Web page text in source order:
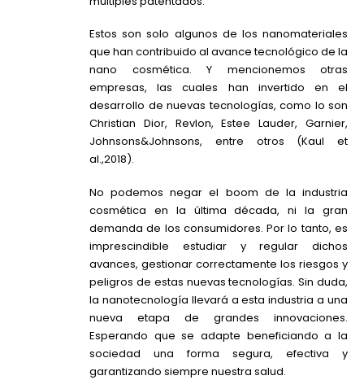
Estos son solo algunos de los nanomateriales
que han contribuido al avance tecnológico de la
nano cosmética. Y mencionemos otras
empresas, las cuales han invertido en el
desarrollo de nuevas tecnologías, como lo son
Christian Dior, Revlon, Estee Lauder, Garnier,
Johnsons&Johnsons, entre otros (Kaul et
al.,2018).
No podemos negar el boom de la industria
cosmética en la última década, ni la gran
demanda de los consumidores. Por lo tanto, es
imprescindible estudiar y regular dichos
avances, gestionar correctamente los riesgos y
peligros de estas nuevas tecnologías. Sin duda,
la nanotecnología llevará a esta industria a una
nueva etapa de grandes innovaciones.
Esperando que se adapte beneficiando a la
sociedad una forma segura, efectiva y
garantizando siempre nuestra salud.